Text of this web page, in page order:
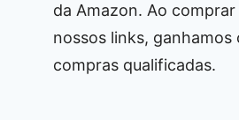
da Amazon. Ao
nossos links, ganhamos
compras qualificadas.